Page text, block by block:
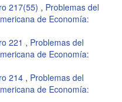
217(55) , Problemas del
de Economía:
221 , Problemas del
de Economía:
214 , Problemas del
de Economía: